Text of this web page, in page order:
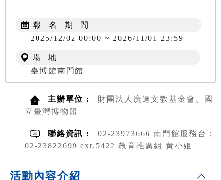
報 名 期 間
2025/12/02 00:00 ~ 2026/11/01 23:59
場 地
臺博館南門館
主辦單位 :
財團法人廣達文教基金會、國
立臺灣博物館
聯絡資訊 :
02-23973666 南門館服務台；
02-23822699 ext.5422 教育推廣組 黃小姐
活動內容介紹